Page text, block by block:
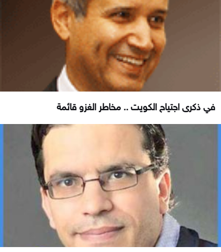
في ذكرى اجتياح الكويت .. مخاطر الغزو قائمة